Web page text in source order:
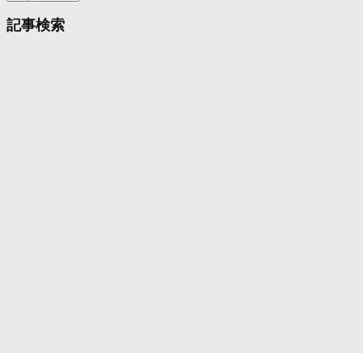
カ
記事検索